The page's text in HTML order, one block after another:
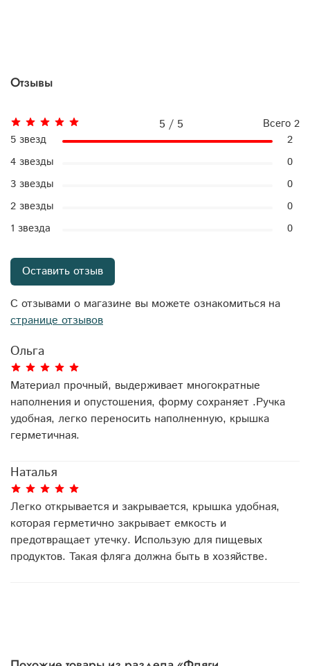
Отзывы
Ольга
Материал прочный, выдерживает многократные
наполнения и опустошения, форму сохраняет .Ручка
удобная, легко переносить наполненную, крышка
герметичная.
Наталья
Легко открывается и закрывается, крышка удобная,
которая герметично закрывает емкость и
предотвращает утечку. Использую для пищевых
продуктов. Такая фляга должна быть в хозяйстве.
5 / 5 Всего 2
5 звезд
2
4 звезды
0
3 звезды
0
2 звезды
0
1 звезда
0
Оставить отзыв
С отзывами о магазине вы можете ознакомиться на
странице отзывов